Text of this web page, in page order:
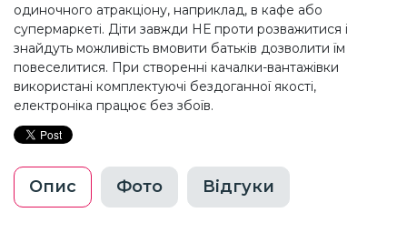
одиночного атракціону, наприклад, в кафе або
супермаркеті. Діти завжди НЕ проти розважитися і
знайдуть можливість вмовити батьків дозволити їм
повеселитися. При створенні качалки-вантажівки
використані комплектуючі бездоганної якості,
електроніка працює без збоїв.
Опис Фото Відгуки